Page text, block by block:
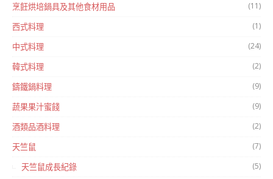
烹飪烘培鍋具及其他食材用品 (11)
西式料理 (1)
中式料理 (24)
韓式料理 (2)
鑄鐵鍋料理 (9)
蔬果果汁蜜餞 (9)
酒類品酒料理 (2)
天竺鼠 (7)
天竺鼠成長紀錄 (5)